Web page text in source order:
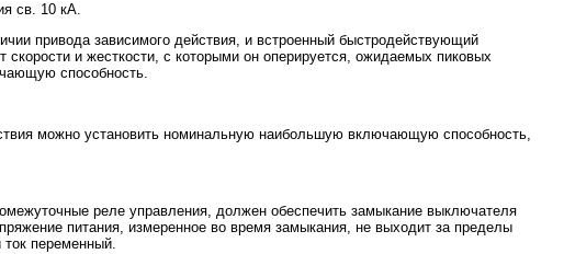
св. 10 кА.
привода зависимого действия, и встроенный быстродействующий
и жесткости, с которыми он оперируется, ожидаемых пиковых
способность.
можно установить номинальную наибольшую включающую способность,
реле управления, должен обеспечить замыкание выключателя
питания, измеренное во время замыкания, не выходит за пределы
ток переменный.